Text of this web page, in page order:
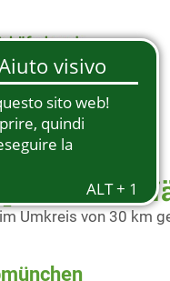
in der
Umkreis von 30 km